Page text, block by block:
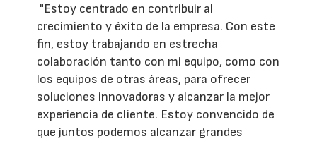
"Estoy centrado en contribuir al
crecimiento y éxito de la empresa. Con este
fin, estoy trabajando en estrecha
colaboración tanto con mi equipo, como con
los equipos de otras áreas, para ofrecer
soluciones innovadoras y alcanzar la mejor
experiencia de cliente. Estoy convencido de
que juntos podemos alcanzar grandes